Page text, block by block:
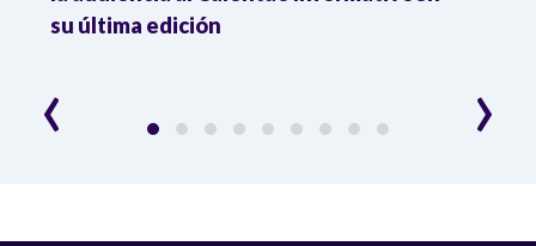
su última edición
‹ ›